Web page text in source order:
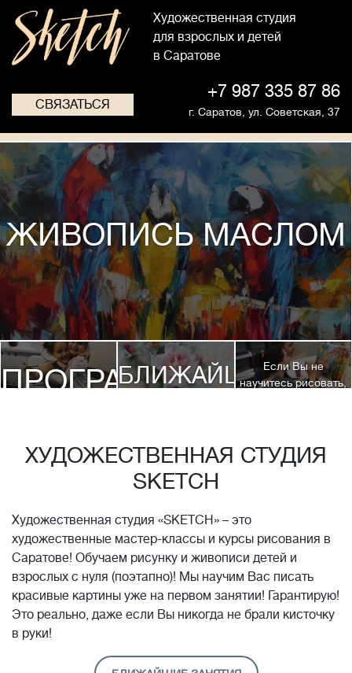
Художественная студия
для взрослых и детей
в Саратове
СВЯЗАТЬСЯ
+7 987 335 87 86
г. Саратов, ул. Советская, 37
ЖИВОПИСЬ МАСЛОМ
ПРОГРАММЫ
БЛИЖАЙШИЕЕсли Вы не
научитесь рисовать,
стоимость обучения!*
ХУДОЖЕСТВЕННАЯ СТУДИЯ
SKETCH
Художественная студия «SKETCH» – это
художественные мастер-классы и курсы рисования в
Саратове! Обучаем рисунку и живописи детей и
взрослых с нуля (поэтапно)! Мы научим Вас писать
красивые картины уже на первом занятии! Гарантирую!
Это реально, даже если Вы никогда не брали кисточку
в руки!